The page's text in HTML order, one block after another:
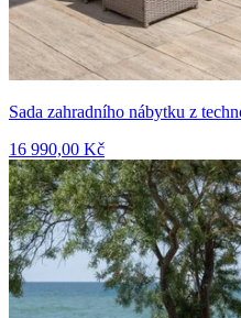
Sada zahradního nábytku z
16 990,00 Kč